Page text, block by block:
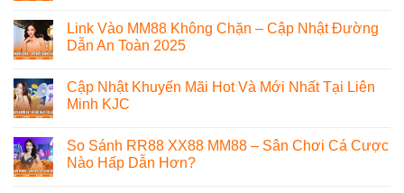
Link Vào MM88 Không Chặn – Cập Nhật Đường
Dẫn An Toàn 2025
Cập Nhật Khuyến Mãi Hot Và Mới Nhất Tại Liên
Minh KJC
So Sánh RR88 XX88 MM88 – Sân Chơi Cá Cược
Nào Hấp Dẫn Hơn?